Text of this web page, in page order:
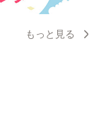
もっと見る